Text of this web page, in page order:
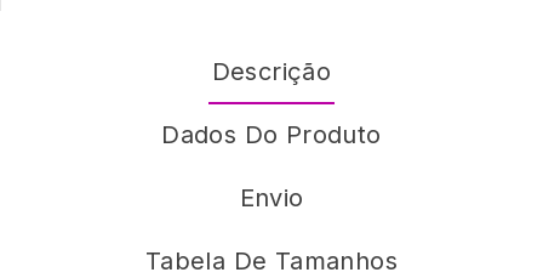
Descrição
Dados Do Produto
Envio
Tabela De Tamanhos